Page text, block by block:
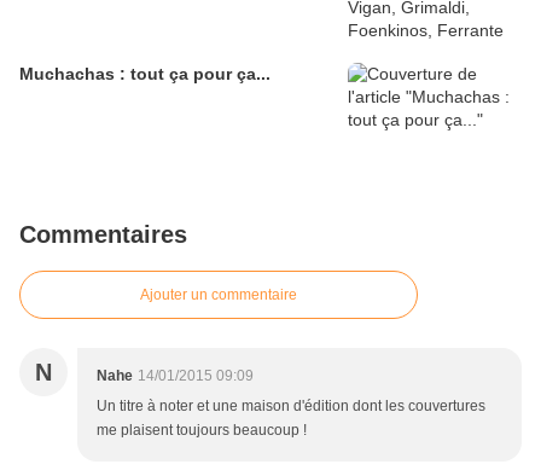
Muchachas : tout ça pour ça...
Commentaires
Ajouter un commentaire
N Nahe 14/01/2015 09:09
Un titre à noter et une maison d'édition dont les couvertures
me plaisent toujours beaucoup !